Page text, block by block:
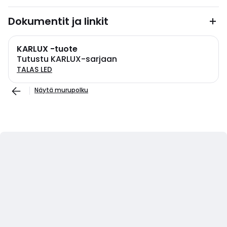
Dokumentit ja linkit
KARLUX -tuote
Tutustu KARLUX-sarjaan
TALAS LED
Näytä murupolku